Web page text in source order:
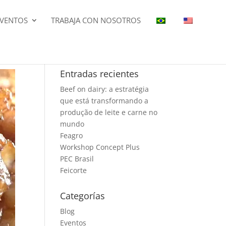
TRABAJA CON NOSOTROS
Entradas recientes
Beef on dairy: a estratégia
que está transformando a
produção de leite e carne no
mundo
Feagro
Workshop Concept Plus
PEC Brasil
Feicorte
Categorías
Blog
Eventos